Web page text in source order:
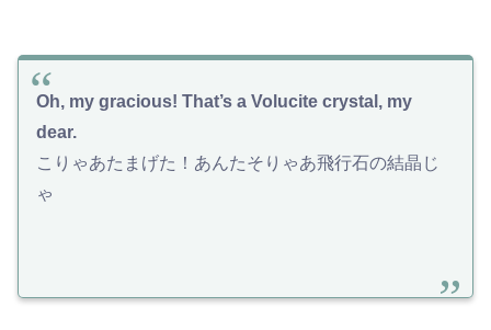
Oh, my gracious! That’s a Volucite crystal, my
dear.
こりゃあたまげた！あんたそりゃあ飛行石の結晶じ
ゃ